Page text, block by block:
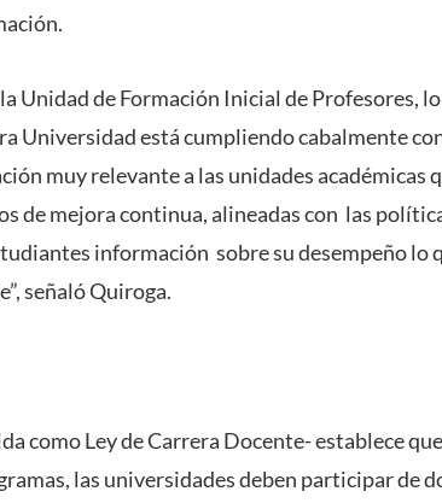
Unidad de Formación Inicial de Profesores,
Universidad está cumpliendo cabalmente
muy relevante a las unidades académicas
de mejora continua, alineadas con las
información sobre su desempeño lo
señaló Quiroga.
como Ley de Carrera Docente- establece
las universidades deben participar de